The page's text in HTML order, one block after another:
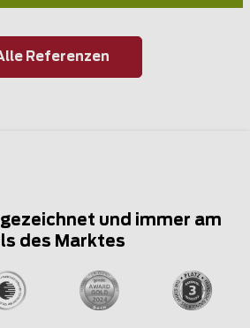
Referenzen
und immer am
des Marktes